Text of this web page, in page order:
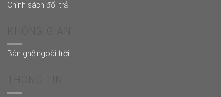
Chính sách đổi trả
Bàn ghế ngoài trời